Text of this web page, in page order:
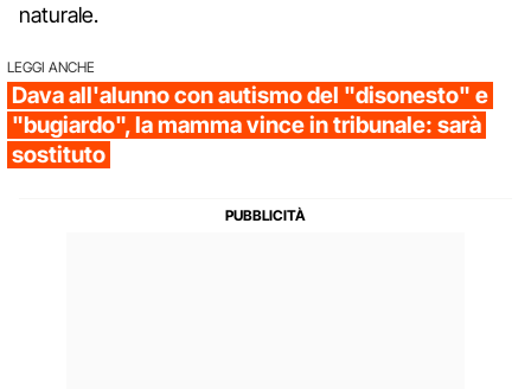
naturale.
LEGGI ANCHE
Dava all'alunno con autismo del "disonesto" e
"bugiardo", la mamma vince in tribunale: sarà
sostituto